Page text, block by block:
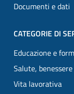
Documenti e dati
CATEGORIE DI
Educazione e
Salute,
Vita lavorativa